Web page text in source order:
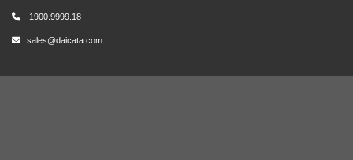
1900.9999.18
sales@daicata.com